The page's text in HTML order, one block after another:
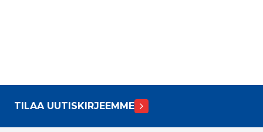
TILAA UUTISKIRJEEMME